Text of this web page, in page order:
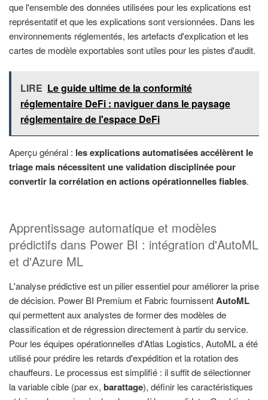
que l'ensemble des données utilisées pour les explications est
représentatif et que les explications sont versionnées. Dans les
environnements réglementés, les artefacts d'explication et les
cartes de modèle exportables sont utiles pour les pistes d'audit.
LIRE Le guide ultime de la conformité
réglementaire DeFi : naviguer dans le paysage
réglementaire de l'espace DeFi
Aperçu général : les explications automatisées accélèrent le
triage mais nécessitent une validation disciplinée pour
convertir la corrélation en actions opérationnelles fiables.
Apprentissage automatique et modèles
prédictifs dans Power BI : intégration d'AutoML
et d'Azure ML
L'analyse prédictive est un pilier essentiel pour améliorer la prise
de décision. Power BI Premium et Fabric fournissentAutoML
qui permettent aux analystes de former des modèles de
classification et de régression directement à partir du service.
Pour les équipes opérationnelles d'Atlas Logistics, AutoML a été
utilisé pour prédire les retards d'expédition et la rotation des
chauffeurs. Le processus est simplifié : il suffit de sélectionner
la variable cible (par ex, barattage), définir les caractéristiques